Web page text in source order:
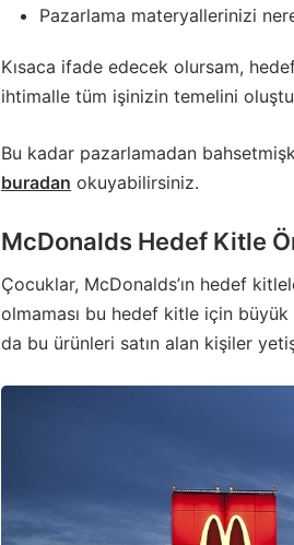
Pazarlama materyallerinizi
Kısaca ifade edecek olursam,
ihtimalle tüm işinizin temelini
Bu kadar pazarlamadan
buradan okuyabilirsiniz.
McDonalds Hedef Kitle
Çocuklar, McDonalds’ın hedef
olmaması bu hedef kitle için
da bu ürünleri satın alan kişiler